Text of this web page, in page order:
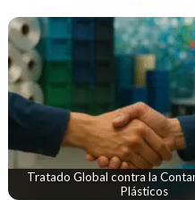
Tratado Global contra la
Plásticos